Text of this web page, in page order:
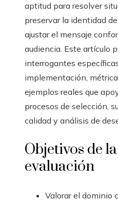
aptitud para resolver
preservar la identidad
ajustar el mensaje
audiencia. Este artículo
interrogantes
implementación,
ejemplos reales que
procesos de selección,
calidad y análisis de
Objetivos de la
evaluación
Valorar el dominio